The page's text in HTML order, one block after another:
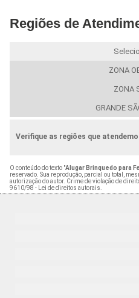
Regiões de
ZONA
ZONA
GRANDE
Verifique as regiões que
O conteúdo do texto "Alugar Brinquedo para
reservado. Sua reprodução, parcial ou total,
autorização do autor. Crime de violação de
9610/98 - Lei de direitos autorais